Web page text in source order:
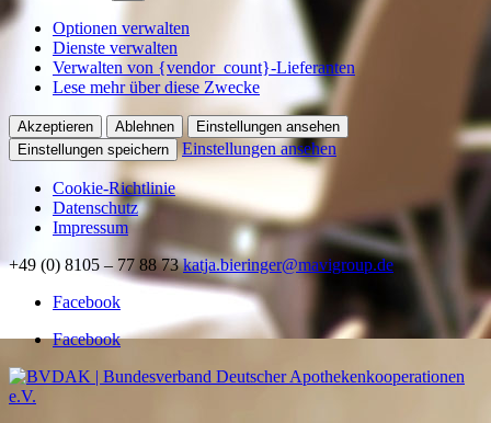
Optionen verwalten
Dienste verwalten
Verwalten von {vendor_count}-Lieferanten
Lese mehr über diese Zwecke
Akzeptieren Ablehnen
Einstellungen ansehen
Einstellungen speichern
Einstellungen ansehen
Cookie-Richtlinie
Datenschutz
Impressum
+49 (0) 8105 – 77 88 73 katja.bieringer@mavigroup.de
Facebook
Facebook